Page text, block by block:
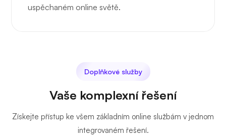
uspěchaném online světě.
Doplňkové služby
Vaše komplexní řešení
Získejte přístup ke všem základním online službám v jednom
integrovaném řešení.